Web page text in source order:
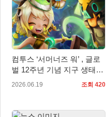
컴투스 ‘서머너즈 워’ , 글로
벌 12주년 기념 지구 생태계
보호 숲 조성 캠페인 실시
2026.06.19 조회 420